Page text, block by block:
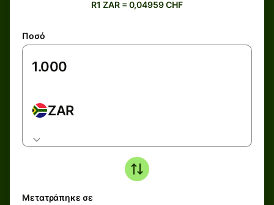
R1 ZAR = 0,04959 CHF
Ποσό
ZAR
Μετατράπηκε σε